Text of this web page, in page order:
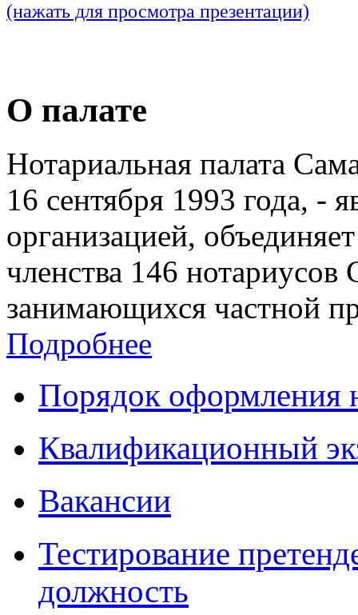
(нажать для просмотра презентации)
О палате
Нотариальная палата
16 сентября 1993 года, -
организацией,
членства 146 нотариусов
занимающихся частной
Подробнее
Порядок оформления
Квалификационный
Вакансии
Тестирование
должность